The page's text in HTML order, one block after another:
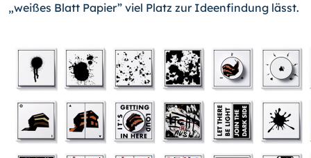
„weißes Blatt Papier” viel Platz zur Ideenfindung lässt.